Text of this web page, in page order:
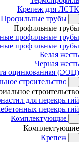
Крепеж для ЛСТК
Профильные трубы
Профильные трубы
профильные трубы
профильные трубы
Белая жесть
Черная жесть
оцинкованная (ЭОЦ)
строительство
строительство
для перекрытий
перекрытий
Комплектующие
Комплектующие
Крепеж